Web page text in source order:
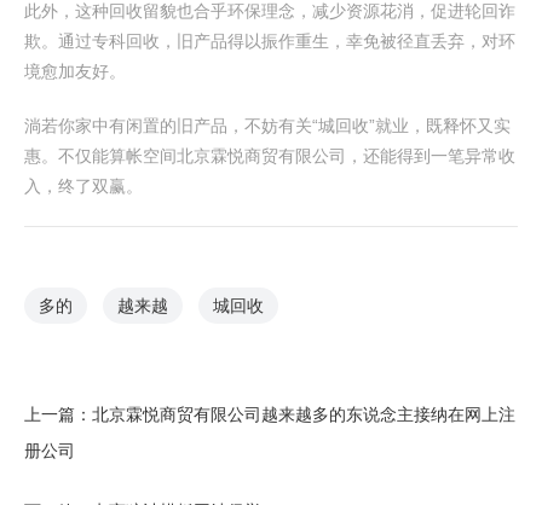
此外，这种回收留貌也合乎环保理念，减少资源花消，促进轮回诈
欺。通过专科回收，旧产品得以振作重生，幸免被径直丢弃，对环
境愈加友好。
淌若你家中有闲置的旧产品，不妨有关“城回收”就业，既释怀又实
惠。不仅能算帐空间北京霖悦商贸有限公司，还能得到一笔异常收
入，终了双赢。
多的 越来越 城回收
上一篇： 北京霖悦商贸有限公司越来越多的东说念主接纳在网上注
册公司